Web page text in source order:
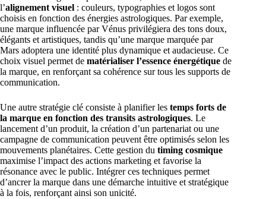
l’alignement visuel : couleurs, typographies et logos sont
choisis en fonction des énergies astrologiques. Par exemple,
une marque influencée par Vénus privilégiera des tons doux,
élégants et artistiques, tandis qu’une marque marquée par
Mars adoptera une identité plus dynamique et audacieuse. Ce
choix visuel permet de matérialiser l’essence énergétique de
la marque, en renforçant sa cohérence sur tous les supports de
communication.
Une autre stratégie clé consiste à planifier les temps forts de
la marque en fonction des transits astrologiques. Le
lancement d’un produit, la création d’un partenariat ou une
campagne de communication peuvent être optimisés selon les
mouvements planétaires. Cette gestion du timing cosmique
maximise l’impact des actions marketing et favorise la
résonance avec le public. Intégrer ces techniques permet
d’ancrer la marque dans une démarche intuitive et stratégique
à la fois, renforçant ainsi son unicité.